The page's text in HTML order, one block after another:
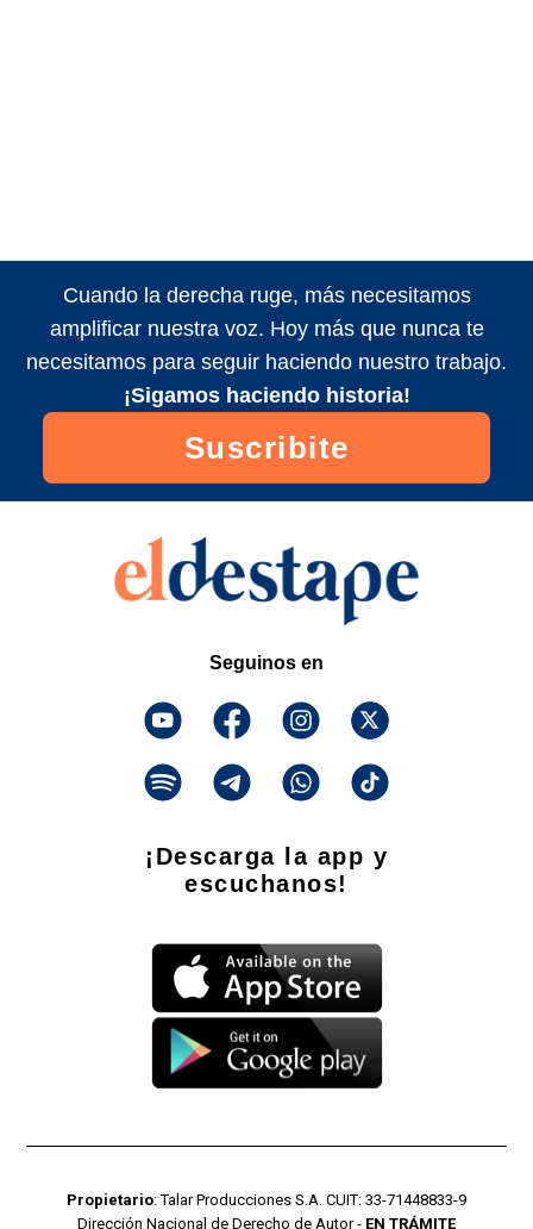
Cuando la derecha ruge, más necesitamos
amplificar nuestra voz. Hoy más que nunca te
necesitamos para seguir haciendo nuestro trabajo.
¡Sigamos haciendo historia!
Suscribite
Seguinos en
¡Descarga la app y
escuchanos!
Propietario: Talar Producciones S.A. CUIT: 33-71448833-9
Dirección Nacional de Derecho de Autor - EN TRÁMITE